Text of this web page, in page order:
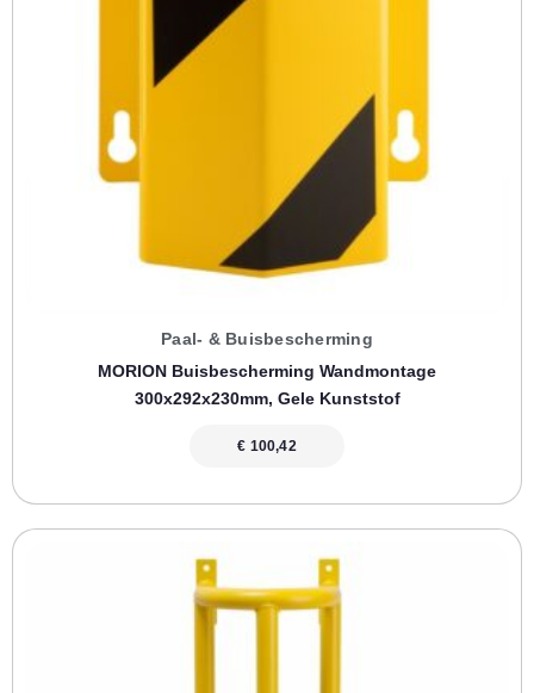
Paal- & Buisbescherming
MORION Buisbescherming Wandmontage
300x292x230mm, Gele Kunststof
€ 100,42